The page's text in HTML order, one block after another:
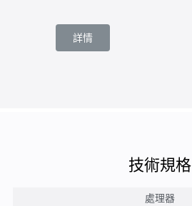
詳情
技術規格
處理器